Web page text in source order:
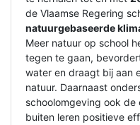
de Vlaamse Regering
natuurgebaseerde
Meer natuur op school
tegen te gaan,
water en draagt bij aan
natuur. Daarnaast
schoolomgeving ook
buiten leren positieve